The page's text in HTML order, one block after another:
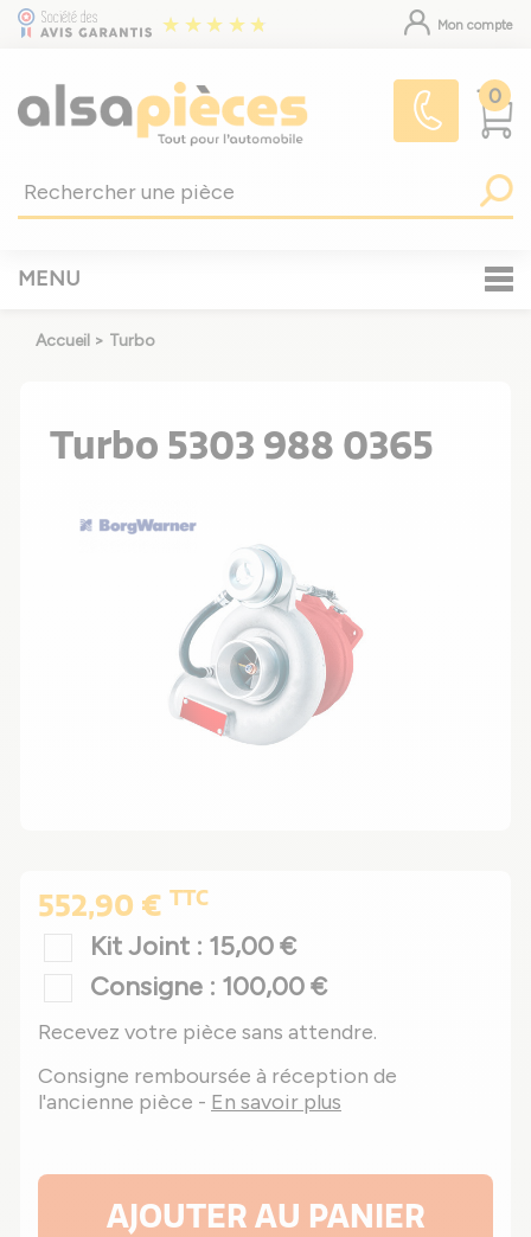
Mon compte
0
MENU
Accueil > Turbo
Turbo 5303 988 0365
552,90 € TTC
Kit Joint : 15,00 €
Consigne : 100,00 €
Recevez votre pièce sans attendre.
Consigne remboursée à réception de
l'ancienne pièce - En savoir plus
AJOUTER AU PANIER